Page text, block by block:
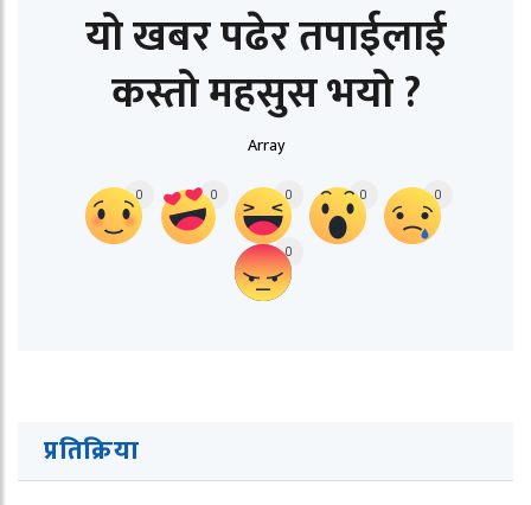
यो खबर पढेर तपाईलाई
कस्तो महसुस भयो ?
Array
0 0 0 0 0
0
प्रतिक्रिया